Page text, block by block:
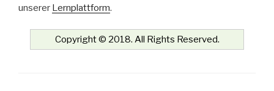
unserer Lernplattform.
Copyright © 2018. All Rights Reserved.